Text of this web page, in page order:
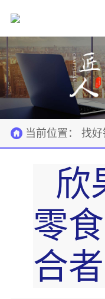
当前位置： 找好
欣
零
合者